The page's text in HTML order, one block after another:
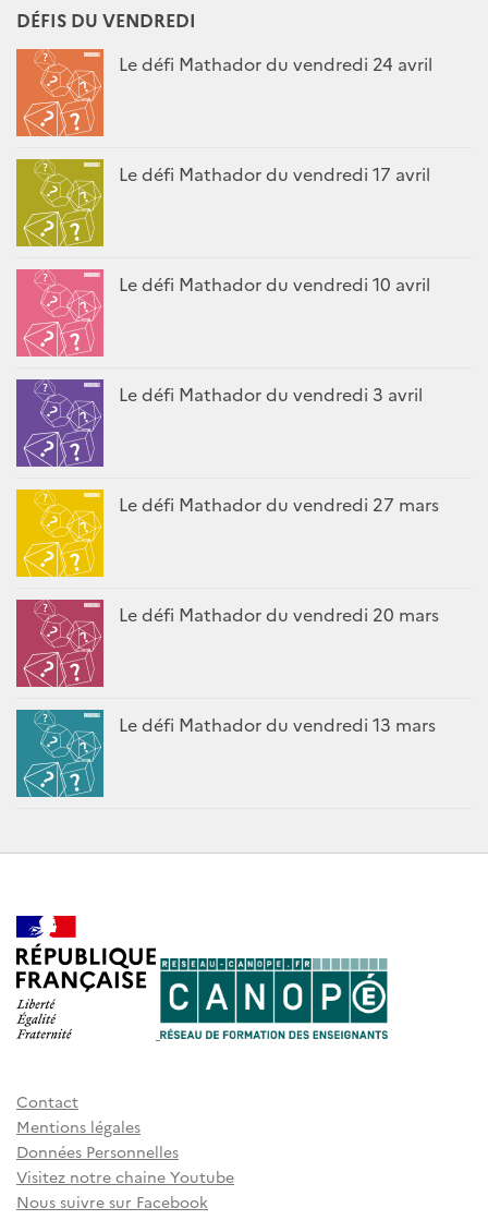
DÉFIS DU VENDREDI
Le défi Mathador du vendredi 24 avril
Le défi Mathador du vendredi 17 avril
Le défi Mathador du vendredi 10 avril
Le défi Mathador du vendredi 3 avril
Le défi Mathador du vendredi 27 mars
Le défi Mathador du vendredi 20 mars
Le défi Mathador du vendredi 13 mars
Contact
Mentions légales
Données Personnelles
Visitez notre chaine Youtube
Nous suivre sur Facebook